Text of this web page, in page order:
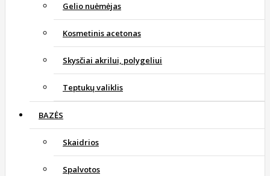
Gelio nuėmėjas
Kosmetinis acetonas
Skysčiai akrilui, polygeliui
Teptukų valiklis
BAZĖS
Skaidrios
Spalvotos